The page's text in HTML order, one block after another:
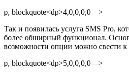
p, blockquote<dp>4,0,0,0,0—>
Так и появилась услуга SMS Pro,
более обширный функционал.
возможности опции можно свести
p, blockquote<dp>5,0,0,0,0—>